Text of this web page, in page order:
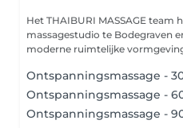
Het THAIBURI MASSAGE
massagestudio te Bodegraven
moderne ruimtelijke
Ontspanningsmassage -
Ontspanningsmassage -
Ontspanningsmassage -